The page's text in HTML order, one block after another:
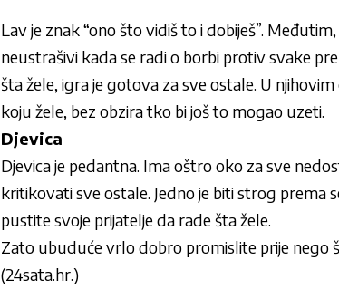
Lav je znak “ono što vidiš to i dobiješ”.
neustrašivi kada se radi o borbi protiv svake
šta žele, igra je gotova za sve ostale. U
koju žele, bez obzira tko bi još to mogao uzeti.
Djevica
Djevica je pedantna. Ima oštro oko za sve
kritikovati sve ostale. Jedno je biti strog prema
pustite svoje prijatelje da rade šta žele.
Zato ubuduće vrlo dobro promislite prije nego
(24sata.hr.)